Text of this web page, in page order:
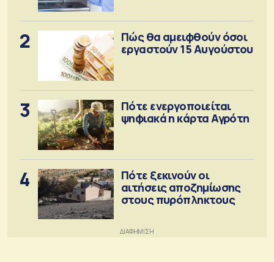
2
Πώς θα αμειφθούν όσοι
εργαστούν 15 Αυγούστου
3
Πότε ενεργοποιείται
ψηφιακά η κάρτα Αγρότη
4
Πότε ξεκινούν οι
αιτήσεις αποζημίωσης
στους πυρόπληκτους